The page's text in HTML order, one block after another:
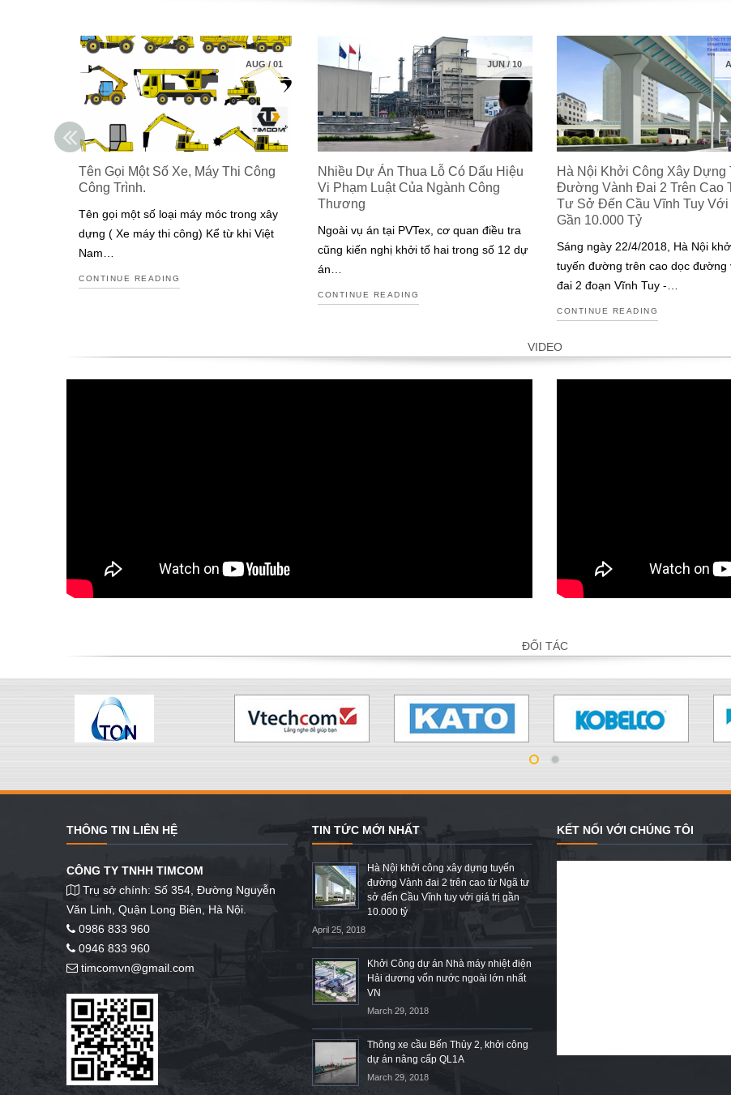
AUG/01
Tên Gọi Một Số Xe, Máy Thi Công
Công Trình.
Tên gọi một số loại máy móc trong xây
dựng ( Xe máy thi công) Kể từ khi Việt
Nam…
CONTINUE READING
JUN/10
Nhiều Dự Án Thua Lỗ Có Dấu Hiệu
Vi Phạm Luật Của Ngành Công
Thương
Ngoài vụ án tại PVTex, cơ quan điều tra
cũng kiến nghị khởi tố hai trong số 12 dự
án…
CONTINUE READING
Hà Nội Khởi Công Xây Dựng
Đường Vành Đai 2 Trên Cao
Tư Sở Đến Cầu Vĩnh Tuy Với
Gần 10.000 Tỷ
Sáng ngày 22/4/2018, Hà Nội
tuyến đường trên cao dọc đường
đai 2 đoạn Vĩnh Tuy -…
CONTINUE READING
VIDEO
ĐỐI TÁC
THÔNG TIN LIÊN HỆ
CÔNG TY TNHH TIMCOM
Trụ sở chính: Số 354, Đường Nguyễn
Văn Linh, Quận Long Biên, Hà Nội.
0986 833 960
0946 833 960
timcomvn@gmail.com
TIN TỨC MỚI NHẤT
Hà Nội khởi công xây dựng tuyến
đường Vành đai 2 trên cao từ Ngã tư
sở đến Cầu Vĩnh tuy với giá trị gần
10.000 tỷ
April 25, 2018
Khởi Công dự án Nhà máy nhiệt điện
Hải dương vốn nước ngoài lớn nhất
VN
March 29, 2018
Thông xe cầu Bến Thủy 2, khởi công
dự án nâng cấp QL1A
March 29, 2018
KẾT NỐI VỚI CHÚNG TÔI